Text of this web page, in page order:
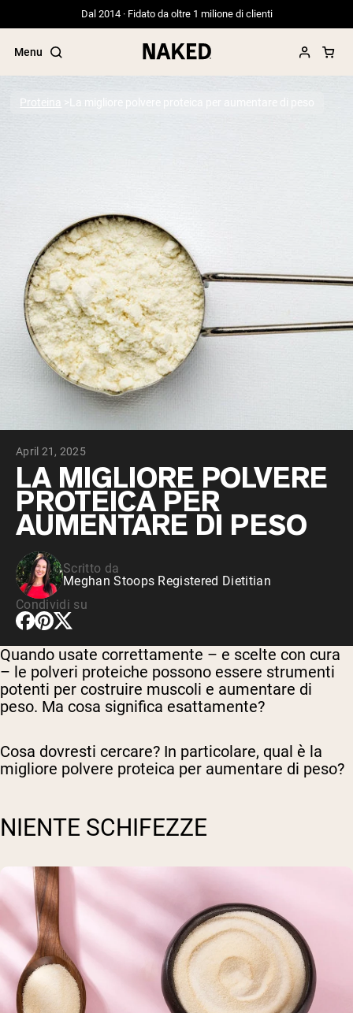
Dal 2014 · Fidato da oltre 1 milione di clienti
Menu
”Vegan protein“
”Collagen“
”Micellar Casein“
PROTEIN POWDERSBest Seller
Proteina di piselli
Proteine del Siero di Latte da
Allevamento al Pascolo
Peptidi di collagene
Whey al cioccolato da latte di mucche
alimentate a erba
Whey di erba alimentata alla vaniglia
Siero di latte da bovini alimentati a erba
Shop All Protein Powders
VEGAN PROTEINBest Seller
Proteina di piselli
Proteina La migliore polvere proteica per aumentare di peso
April 21, 2025
LA MIGLIORE POLVERE
PROTEICA PER
AUMENTARE DI PESO
Scritto da
Meghan Stoops Registered Dietitian
Condividi su
Quando usate correttamente – e scelte con cura
– le polveri proteiche possono essere strumenti
potenti per costruire muscoli e aumentare di
peso. Ma cosa significa esattamente?
Cosa dovresti cercare? In particolare, qual è la
migliore polvere proteica per aumentare di peso?
NIENTE SCHIFEZZE